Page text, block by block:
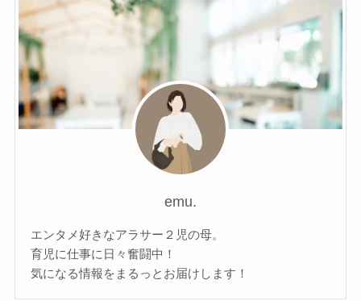
emu.
エンタメ好きなアラサー２児の母。
育児に仕事に日々奮闘中！
気になる情報をまるっとお届けします！